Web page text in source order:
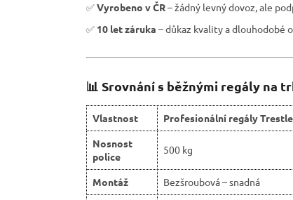
✅Vyrobeno v ČR– žádný levný dovoz, ale
✅ 10 let záruka – důkaz kvality a dlouhodobé
📊 Srovnání s běžnými regály na
Vlastnost Profesionální regály
Nosnost
police
500 kg
Montáž Bezšroubová – snadná